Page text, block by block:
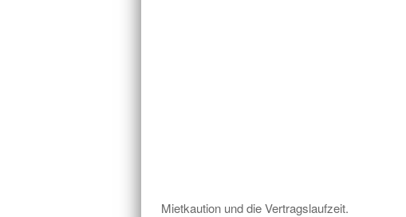
Mietkaution und die Vertragslaufzeit.